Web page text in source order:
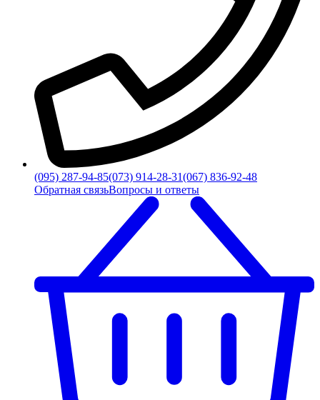
(095) 287-94-85(073) 914-28-31(067) 836-92-48
Обратная связьВопросы и ответы